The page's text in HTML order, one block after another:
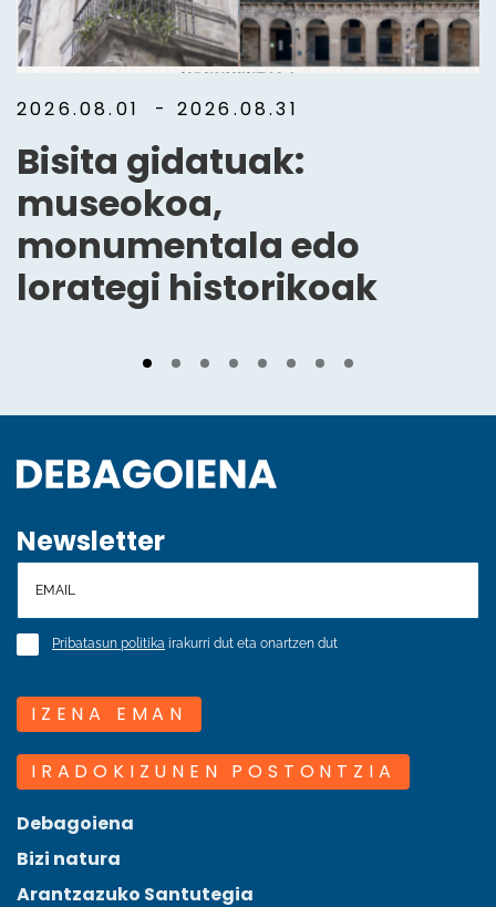
2026.08.01 - 2026.08.31
Bisita gidatuak:
museokoa,
monumentala edo
lorategi historikoak
Newsletter
Pribatasun politika irakurri dut eta onartzen dut
IZENA EMAN
IRADOKIZUNEN POSTONTZIA
Debagoiena
Bizi natura
Arantzazuko Santutegia